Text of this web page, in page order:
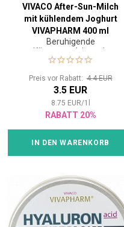
VIVACO After-Sun-Milch
mit kühlendem Joghurt
VIVAPHARM 400 ml
Beruhigende
Körperemulsion mit
kühlendem Effekt
Preis vor Rabatt:4.4 EUR
3.5 EUR
8.75 EUR/1
RABATT 20%
IN DEN WARENKORB